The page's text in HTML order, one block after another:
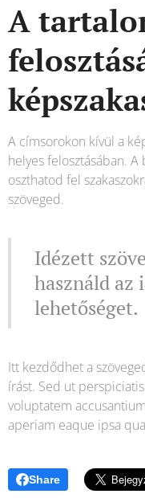
A
A címsorokon kívül a
helyes felosztásában.
oszthatod fel
szöveged.
Idézett
használd az
lehetőséget.
Itt kezdődhet a
írást. Sed ut
voluptatem
aperiam eaque ipsa
Share